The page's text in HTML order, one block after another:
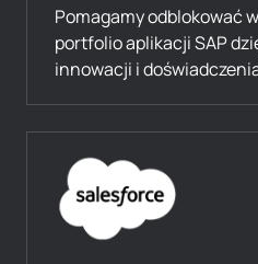
Pomagamy odblokować
portfolio aplikacji SAP
innowacji i